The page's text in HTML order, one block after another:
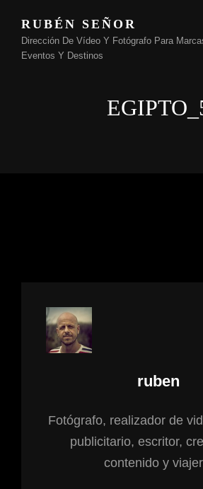
RUBÉN SEÑOR
Dirección De Vídeo Y Fotógrafo Para
Eventos Y Destinos
Autor:
ruben
Fotógrafo, realizador de
publicitario, escritor,
contenido y